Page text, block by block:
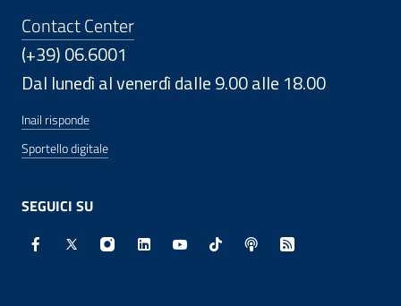
Contact Center
(+39) 06.6001
Dal lunedì al venerdì dalle 9.00 alle 18.00
Inail risponde
Sportello digitale
SEGUICI SU
Facebook - Sito esterno - Apertura in nuova finestra
X - Sito esterno - Apertura in nuova finestra
Instagram - Sito esterno - Apertura in
Linkedin - Sito esterno - Apertura in
Youtube - Sito esterno -
TikTok - Sito esterno -
Spreaker - Sito
Feed RSS -